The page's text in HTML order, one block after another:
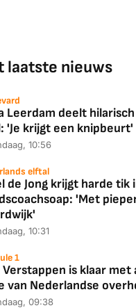
laatste nieuws
Leerdam deelt
'Je krijgt een knipbeurt'
10:56
elftal
de Jong krijgt harde tik
'Met
10:31
1
Verstappen is klaar
van Nederlandse
09:38